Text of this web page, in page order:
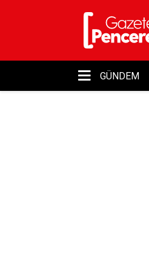
GÜNDEM